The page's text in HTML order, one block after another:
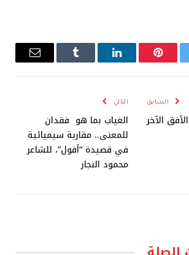
بينتيريستلينكدإن Tumblr
البريد
السابق
الآخر
التالي
الغياب بما هو فقدان
للمعنى.. مقاربة سيميائية
في قصيدة “أفول”، للشاعر
محمود النجار